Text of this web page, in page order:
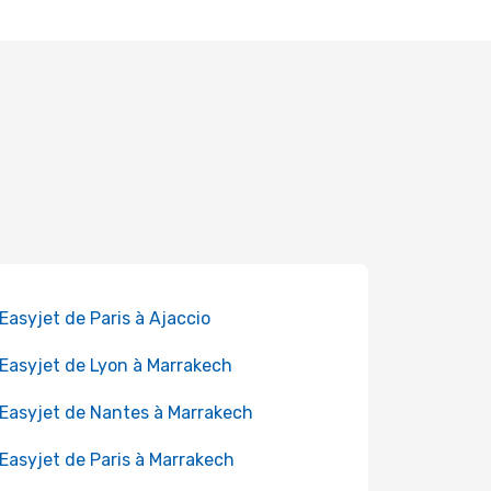
de Paris à Ajaccio
de Lyon à Marrakech
de Nantes à Marrakech
de Paris à Marrakech